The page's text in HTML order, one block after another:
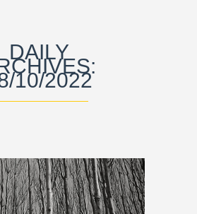
DAILY
10/2022